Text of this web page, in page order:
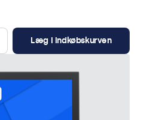
Læg i indkøbskurven